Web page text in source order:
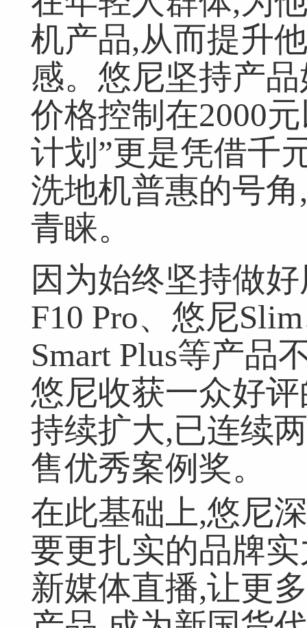
机产品,从而提升
感。悠尼坚持产
价格控制在2000
计划”更是凭借千
洗地机普惠的号
青睐。
因为始终坚持做
F10 Pro、悠尼
Smart Plus等产品
悠尼收获一众好
持续扩大,已连续
售优秀案例奖。
在此基础上,悠尼
要更扎实的品牌
新媒体直播,让更
网友跟帖 共 0条登录名： 匿名发布 验
网友评论仅供其表达个人看法，并不表明本网同意其观点或证实其描